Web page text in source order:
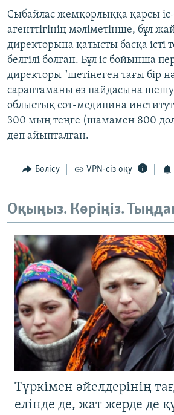
Сыбайлас жемқорлыққа қарсы
агенттігінің мәліметінше, бұл
директорына қатысты басқа істі
белгілі болған. Бұл іс бойынша
директоры "шетінеген тағы бір
сараптаманы өз пайдасына
облыстық сот-медицина
300 мың теңге (шамамен 800
деп айыпталған.
Бөлісу VPN-сіз оқу
Оқыңыз. Көріңіз.
Түркімен әйелдерінің
елінде де, жат жерде де